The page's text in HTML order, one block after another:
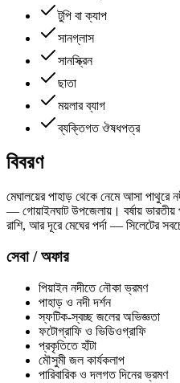
টুপি বা ক্যাপ
সানগ্লাস
সানস্ক্রিন
ছাতা
ময়লার ব্যাগ
ব্যক্তিগত ঔষধপত্র
বিবরণ
মেঘালয়ের পাহাড় থেকে নেমে আসা পাথুরে
— গোয়াইনঘাট উপজেলায়। বর্ষায় ভারতীয়
রাশি, আর দূরে মেঘের পর্দা — সিলেটের
সেবা / অফার
পিয়াইন নদীতে নৌকা ভ্রমণ
পাহাড় ও নদী দর্শন
স্ফটিক-স্বচ্ছ জলের অভিজ্ঞতা
ফটোগ্রাফি ও ভিডিওগ্রাফি
প্রকৃতিতে হাঁটা
মৌসুমী জল কার্যকলাপ
পারিবারিক ও দলগত দিনের ভ্রমণ